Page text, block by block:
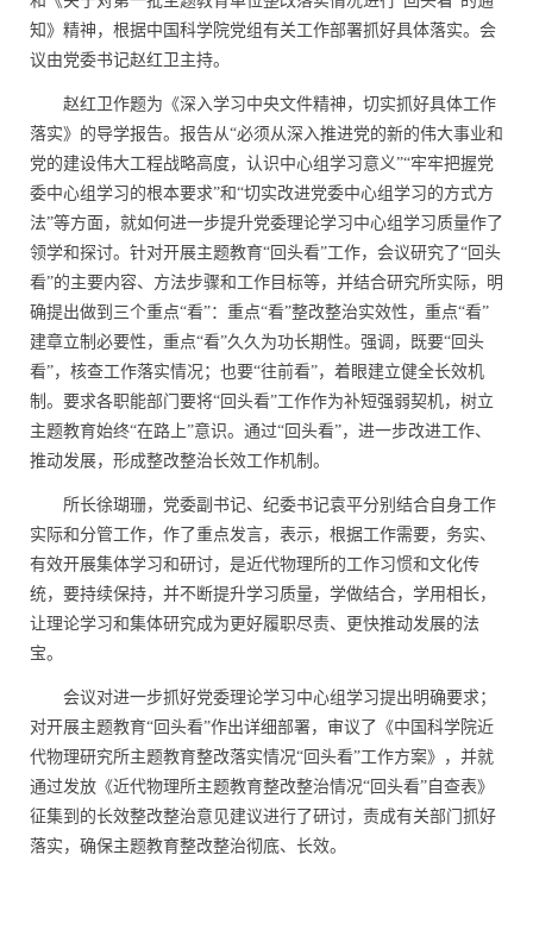
知》精神，根据中国科学院党组有关工作部署抓好具体落实。会
议由党委书记赵红卫主持。
赵红卫作题为《深入学习中央文件精神，切实抓好具体工作
落实》的导学报告。报告从“必须从深入推进党的新的伟大事业和
党的建设伟大工程战略高度，认识中心组学习意义”“牢牢把握党
委中心组学习的根本要求”和“切实改进党委中心组学习的方式方
法”等方面，就如何进一步提升党委理论学习中心组学习质量作了
领学和探讨。针对开展主题教育“回头看”工作，会议研究了“回头
看”的主要内容、方法步骤和工作目标等，并结合研究所实际，明
确提出做到三个重点“看”：重点“看”整改整治实效性，重点“看”
建章立制必要性，重点“看”久久为功长期性。强调，既要“回头
看”，核查工作落实情况；也要“往前看”，着眼建立健全长效机
制。要求各职能部门要将“回头看”工作作为补短强弱契机，树立
主题教育始终“在路上”意识。通过“回头看”，进一步改进工作、
推动发展，形成整改整治长效工作机制。
所长徐瑚珊，党委副书记、纪委书记袁平分别结合自身工作
实际和分管工作，作了重点发言，表示，根据工作需要，务实、
有效开展集体学习和研讨，是近代物理所的工作习惯和文化传
统，要持续保持，并不断提升学习质量，学做结合，学用相长，
让理论学习和集体研究成为更好履职尽责、更快推动发展的法
宝。
会议对进一步抓好党委理论学习中心组学习提出明确要求；
对开展主题教育“回头看”作出详细部署，审议了《中国科学院近
代物理研究所主题教育整改落实情况“回头看”工作方案》，并就
通过发放《近代物理所主题教育整改整治情况“回头看”自查表》
征集到的长效整改整治意见建议进行了研讨，责成有关部门抓好
落实，确保主题教育整改整治彻底、长效。